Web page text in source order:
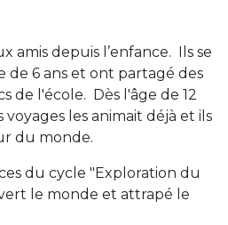
amis depuis l’enfance. Ils se
de 6 ans et ont partagé des
de l'école. Dès l'âge de 12
voyages les animait déjà et ils
du monde.
du cycle "Exploration du
le monde et attrapé le